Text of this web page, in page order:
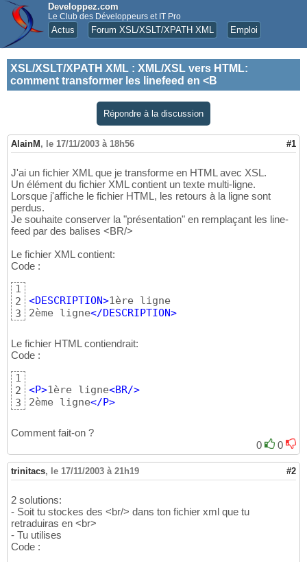
Developpez.com
Le Club des Développeurs et IT Pro
Actus Forum XSL/XSLT/XPATH XML Emploi
XSL/XSLT/XPATH XML : XML/XSL vers HTML:
comment transformer les linefeed en <B
Répondre à la discussion
AlainM , le 17/11/2003 à 18h56 #1
J'ai un fichier XML que je transforme en HTML avec XSL.
Un élément du fichier XML contient un texte multi-ligne.
Lorsque j'affiche le fichier HTML, les retours à la ligne sont
perdus.
Je souhaite conserver la "présentation" en remplaçant les line-
feed par des balises <BR/>
Le fichier XML contient:
Code :
1
2
3
<DESCRIPTION>1ère ligne
2ème ligne</DESCRIPTION>
Le fichier HTML contiendrait:
Code :
1
2
3
<P>1ère ligne<BR/>
2ème ligne</P>
Comment fait-on ?
0
0
trinitacs, le 17/11/2003 à 21h19 #2
2 solutions:
- Soit tu stockes des <br/> dans ton fichier xml que tu
retraduiras en <br>
- Tu utilises
Code :